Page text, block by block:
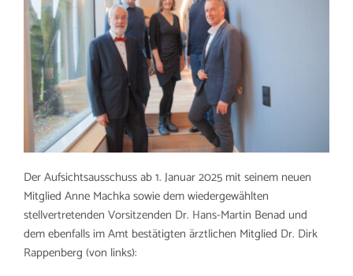
Der Aufsichtsausschuss ab 1. Januar 2025 mit seinem neuen
Mitglied Anne Machka sowie dem wiedergewählten
stellvertretenden Vorsitzenden Dr. Hans-Martin Benad und
dem ebenfalls im Amt bestätigten ärztlichen Mitglied Dr. Dirk
Rappenberg (von links):